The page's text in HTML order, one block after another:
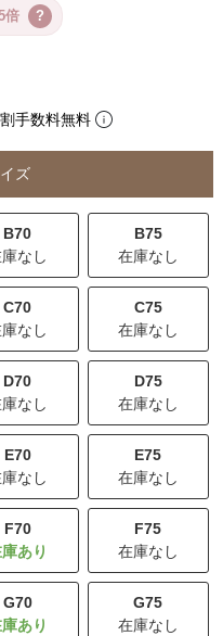
倍 ?
手数料無料
ズ
B70
なし
B75
在庫なし
C70
なし
C75
在庫なし
D70
なし
D75
在庫なし
E70
なし
E75
在庫なし
F70
F75
在庫なし
G70
G75
在庫なし